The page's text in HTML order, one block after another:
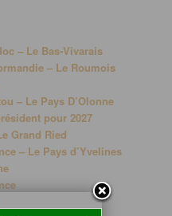
– Le Bas-Vivarais
– Le Roumois
– Le Pays D’Olonne
pour 2027
Grand Ried
– Le Pays d’Yvelines